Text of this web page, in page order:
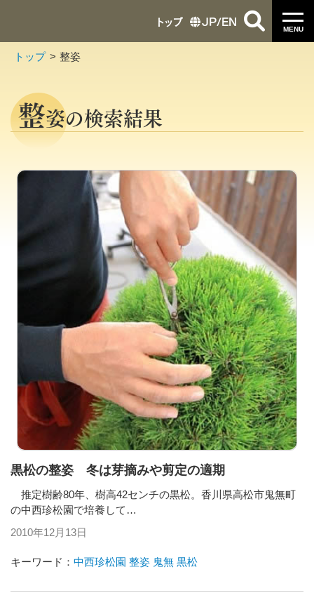
MENU
トップ JP/EN
トップ 整姿
整姿の検索結果
黒松の整姿 冬は芽摘みや剪定の適期
推定樹齢80年、樹高42センチの黒松。香川県高松市鬼無町
の中西珍松園で培養して…
2010年12月13日
キーワード： 中西珍松園 整姿 鬼無 黒松